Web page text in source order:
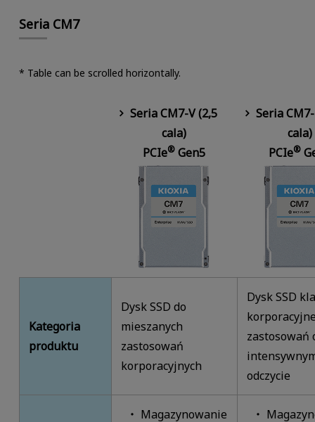
Seria CM7
* Table can be scrolled horizontally.
Seria CM7-V (2,5
cala)
PCIe®Gen5
Seria
cala)
PCIe®
Kategoria
produktu
Dysk SSD do
mieszanych
zastosowań
korporacyjnych
Dysk SSD
zastosowań
odczycie
Magazynowanie